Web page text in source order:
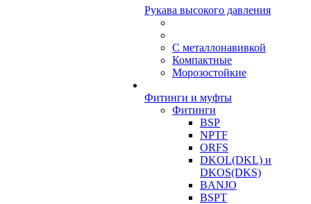
Рукава высокого давления
С металлонавивкой
Компактные
Морозостойкие
Фитинги и муфты
Фитинги
BSP
NPTF
ORFS
DKOL(DKL) и
DKOS(DKS)
BANJO
BSPT